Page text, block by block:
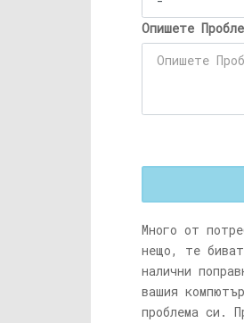
Опишете
Много от
нещо, те
налични
вашия
проблема си.